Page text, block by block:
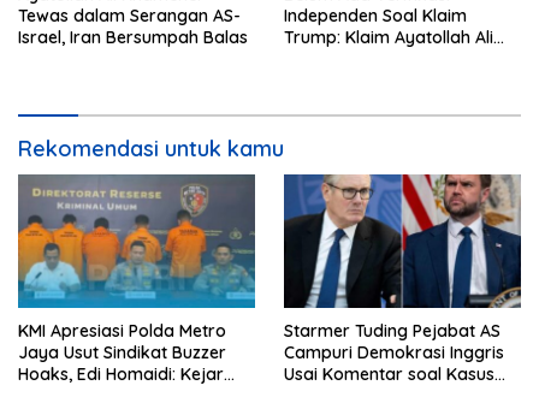
Tewas dalam Serangan AS-
Israel, Iran Bersumpah Balas
Independen Soal Klaim
Trump: Klaim Ayatollah Ali
Rekomendasi untuk kamu
KMI Apresiasi Polda Metro
Jaya Usut Sindikat Buzzer
Hoaks, Edi Homaidi: Kejar
Starmer Tuding Pejabat AS
Campuri Demokrasi Inggris
Usai Komentar soal Kasus